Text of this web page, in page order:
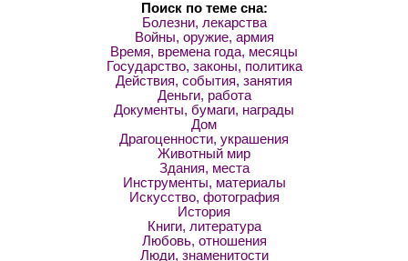
Поиск по теме сна:
Болезни, лекарства
Войны, оружие, армия
Время, времена года, месяцы
Государство, законы, политика
Действия, события, занятия
Деньги, работа
Документы, бумаги, награды
Дом
Драгоценности, украшения
Животный мир
Здания, места
Инструменты, материалы
Искусство, фотография
История
Книги, литература
Любовь, отношения
Люди, знаменитости